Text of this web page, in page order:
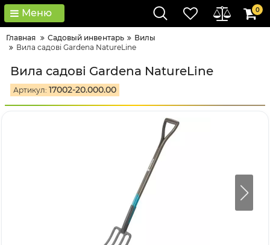
Меню 0
Главная Садовый инвентарь
Вилы
Вила садові Gardena NatureLine
Вила садові Gardena NatureLine
Артикул: 17002-20.000.00